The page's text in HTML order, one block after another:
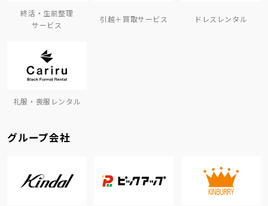
終活・生前整理
サービス
引越＋買取サービス ドレスレンタル
礼服・喪服レンタル
グループ会社